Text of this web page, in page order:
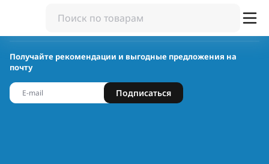
Получайте рекомендации и выгодные предложения на
почту
Подписаться